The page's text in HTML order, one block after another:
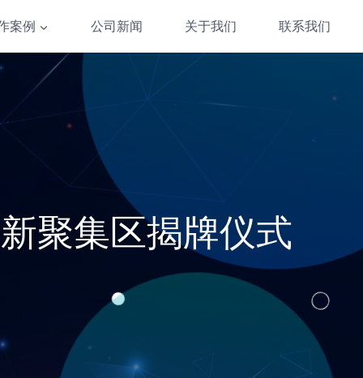
案例 公司新闻 关于我们 联系我们
聚集区揭牌仪式